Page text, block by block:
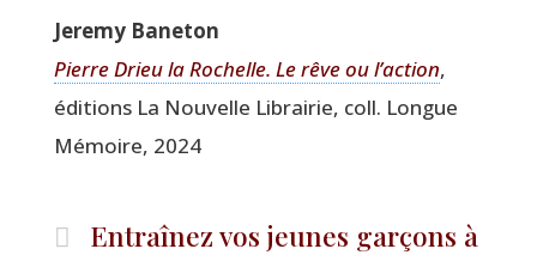
Jere­my Baneton
Pierre Drieu la Rochelle. Le rêve ou l’action,
édi­tions La Nou­velle Librai­rie, coll. Longue
Mémoire, 2024
Entraînez vos jeunes garçons à